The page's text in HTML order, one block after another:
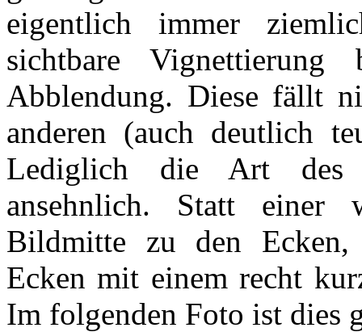
eigentlich immer
sichtbare
Abblendung. Diese fällt
anderen (auch deutlich
Lediglich die Art des
ansehnlich. Statt einer
Bildmitte zu den Ecken,
Ecken mit einem recht
Im folgenden Foto ist dies